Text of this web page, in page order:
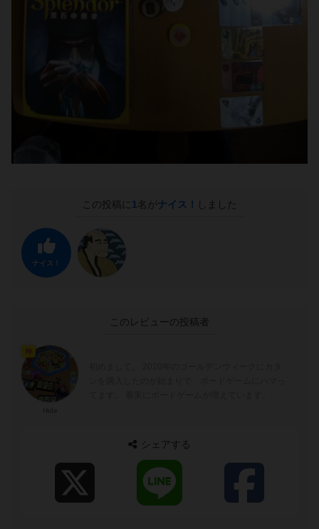
この投稿に 1名がナイス！ しました
ナイス！
このレビューの投稿者
シェアする